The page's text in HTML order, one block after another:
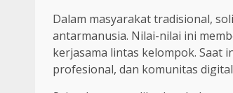
Dalam masyarakat tradisional,
antarmanusia. Nilai-nilai ini
kerjasama lintas kelompok. Saat
profesional, dan komunitas